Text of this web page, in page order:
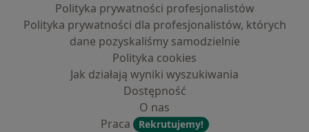
Polityka prywatności profesjonalistów
Polityka prywatności dla profesjonalistów, których
dane pozyskaliśmy samodzielnie
Polityka cookies
Jak działają wyniki wyszukiwania
Dostępność
O nas
Praca
Rekrutujemy!